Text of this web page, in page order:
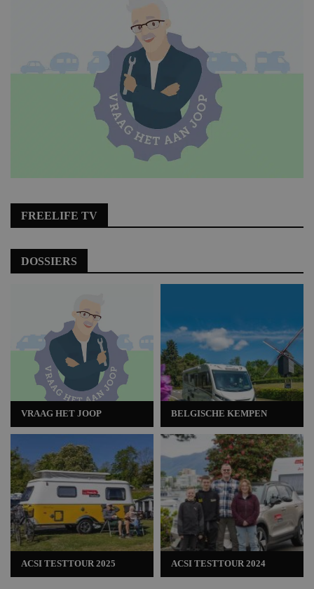
FREELIFE TV
DOSSIERS
VRAAG HET JOOP
ACSI TESTTOUR 2025
BELGISCHE KEMPEN
ACSI TESTTOUR 2024